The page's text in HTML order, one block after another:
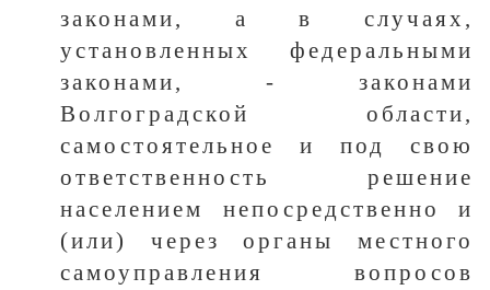
законами, а в случаях,
установленных федеральными
законами, - законами
Волгоградской области,
самостоятельное и под свою
ответственность решение
населением непосредственно и
(или) через органы местного
самоуправления вопросов